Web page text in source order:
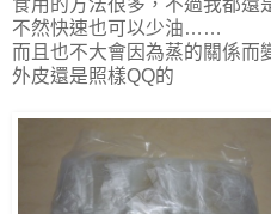
不然快速也可以少油……
而且也不大會因為蒸的關係而
外皮還是照樣QQ的